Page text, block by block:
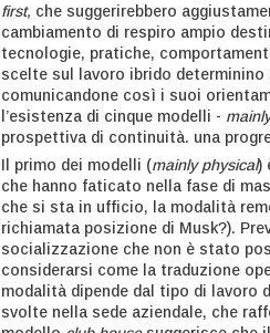
first, che suggerirebbero
cambiamento di respiro ampio
tecnologie, pratiche,
scelte sul lavoro ibrido determinino
comunicandone così i suoi
l’esistenza di cinque modelli -
prospettiva di continuità. una
Il primo dei modelli (mainly physical)
che hanno faticato nella fase di
che si sta in ufficio, la modalità
richiamata posizione di Musk?).
socializzazione che non è stato
considerarsi come la traduzione
modalità dipende dal tipo di lavoro
svolte nella sede aziendale, che